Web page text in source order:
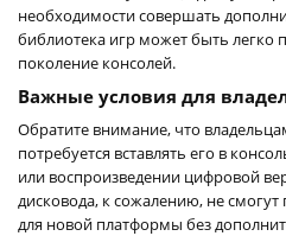
необходимости совершать
библиотека игр может быть легко
поколение консолей.
Важные условия для
Обратите внимание, что
потребуется вставлять его в
или воспроизведении цифровой
дисковода, к сожалению, не
для новой платформы без